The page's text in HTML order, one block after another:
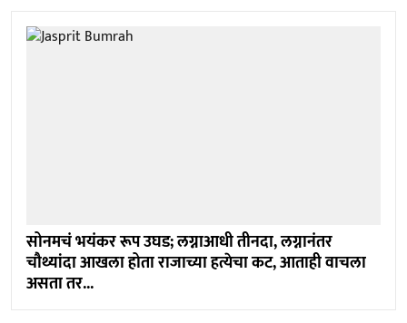
सोनमचं भयंकर रूप उघड; लग्नाआधी तीनदा, लग्नानंतर
चौथ्यांदा आखला होता राजाच्या हत्येचा कट, आताही वाचला
असता तर...